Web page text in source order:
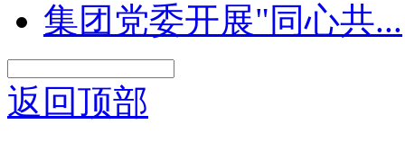
集团党委开展"同心共...
返回顶部